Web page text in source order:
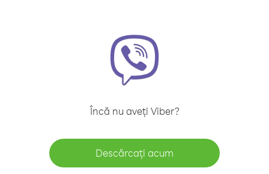
Încă nu aveți Viber?
Descărcați acum